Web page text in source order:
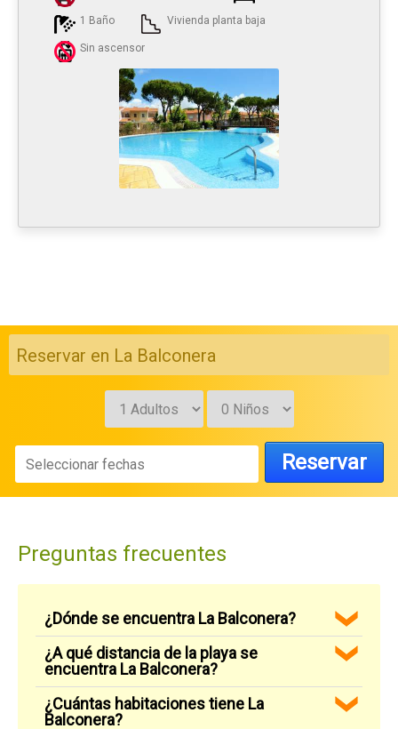
1 Baño Vivienda planta baja
Sin ascensor
Reservar en La Balconera
Reservar
Preguntas frecuentes
¿Dónde se encuentra La Balconera?
¿A qué distancia de la playa se
encuentra La Balconera?
¿Cuántas habitaciones tiene La
Balconera?